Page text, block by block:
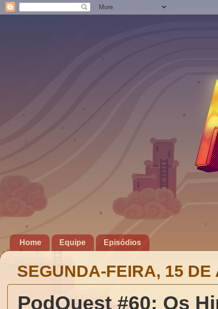
Home Equipe Episódios
SEGUNDA-FEIRA, 15 DE
PodQuest #60: Os